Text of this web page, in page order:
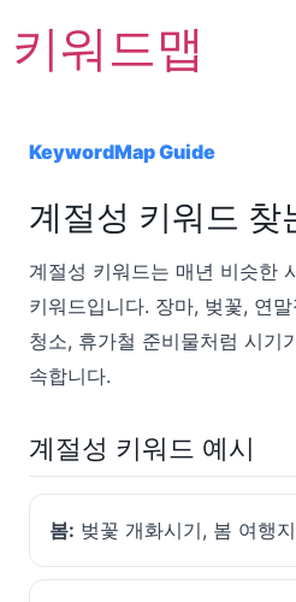
키워드맵
KeywordMap Guide
계절성 키워드 찾
계절성 키워드는 매년 비슷한
키워드입니다. 장마, 벚꽃, 연
청소, 휴가철 준비물처럼 시기
속합니다.
계절성 키워드 예시
봄: 벚꽃 개화시기, 봄 여행